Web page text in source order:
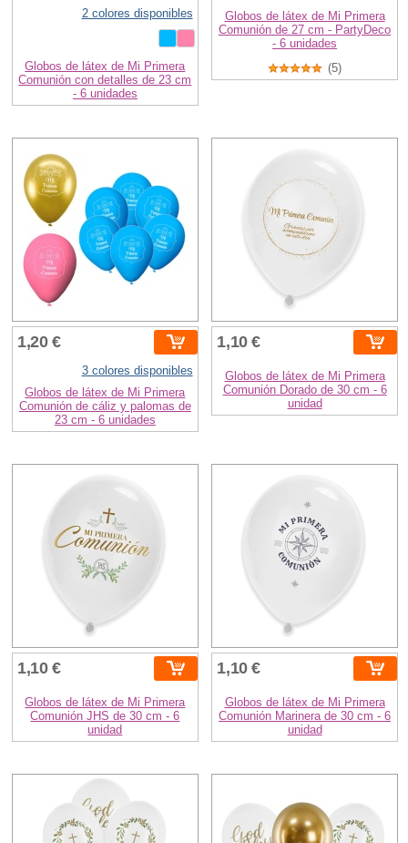
2 colores disponibles
Globos de látex de Mi Primera
Comunión con detalles de 23 cm
- 6 unidades
Globos de látex de Mi Primera
Comunión de 27 cm - PartyDeco
- 6 unidades
(5)
1,20 €
3 colores disponibles
Globos de látex de Mi Primera
Comunión de cáliz y palomas de
23 cm - 6 unidades
1,10 €
Globos de látex de Mi Primera
Comunión Dorado de 30 cm - 6
unidad
1,10 €
Globos de látex de Mi Primera
Comunión JHS de 30 cm - 6
unidad
1,10 €
Globos de látex de Mi Primera
Comunión Marinera de 30 cm - 6
unidad